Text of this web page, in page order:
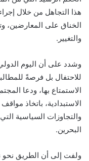
هذا التجاهل من خلال
الخناق على المعارضين،
والتغيير.
وشدد على أن اليوم
للاحتفال بل فرصةً
الاستمتاع بها، ودعا
الاستبدادية، باتخاذ
والتجاوزات السياسية
البحرين.
ولفت إلى أن الطريق نحو